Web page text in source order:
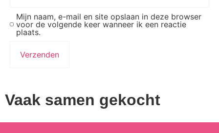
Mijn naam, e-mail en site opslaan in deze browser
voor de volgende keer wanneer ik een reactie
plaats.
Vaak samen gekocht